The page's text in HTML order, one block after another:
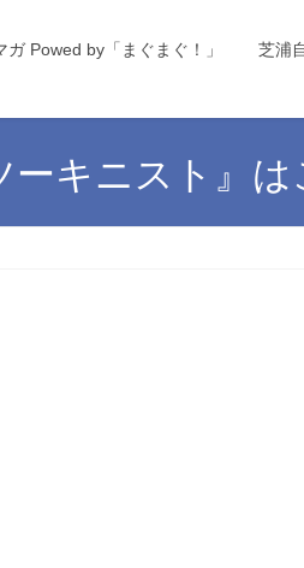
ガ Powed by「まぐまぐ！」 芝浦
ーキニスト』は